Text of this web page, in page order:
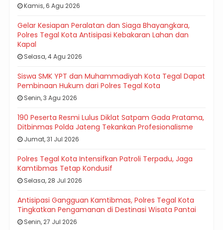
Kamis, 6 Agu 2026
Gelar Kesiapan Peralatan dan Siaga Bhayangkara,
Polres Tegal Kota Antisipasi Kebakaran Lahan dan
Kapal
Selasa, 4 Agu 2026
Siswa SMK YPT dan Muhammadiyah Kota Tegal Dapat
Pembinaan Hukum dari Polres Tegal Kota
Senin, 3 Agu 2026
190 Peserta Resmi Lulus Diklat Satpam Gada Pratama,
Ditbinmas Polda Jateng Tekankan Profesionalisme
Jumat, 31 Jul 2026
Polres Tegal Kota Intensifkan Patroli Terpadu, Jaga
Kamtibmas Tetap Kondusif
Selasa, 28 Jul 2026
Antisipasi Gangguan Kamtibmas, Polres Tegal Kota
Tingkatkan Pengamanan di Destinasi Wisata Pantai
Senin, 27 Jul 2026